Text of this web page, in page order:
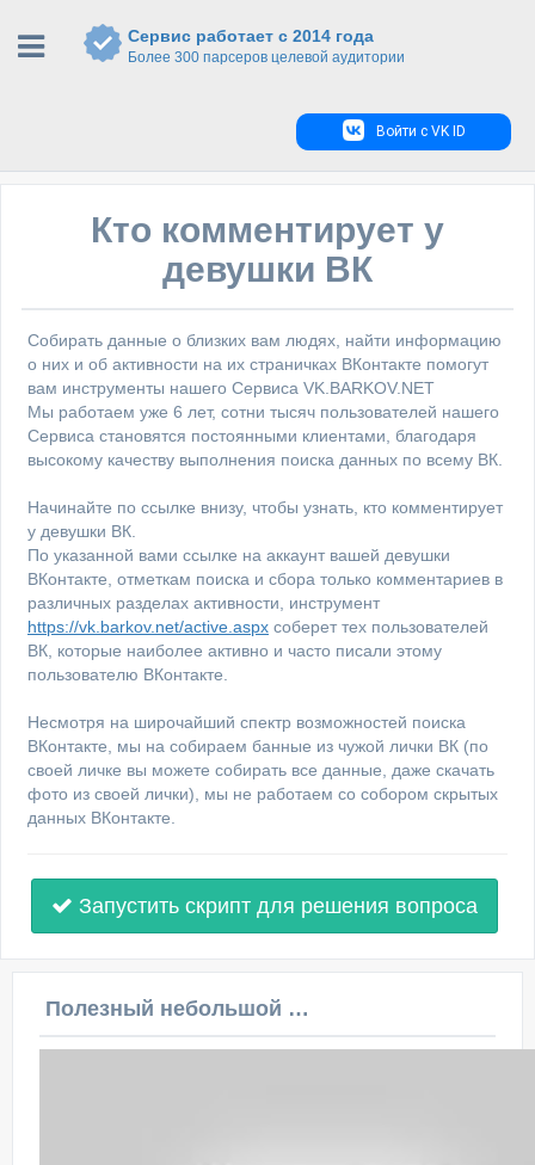
Сервис работает с 2014 года
Более 300 парсеров целевой аудитории
Войти с VK ID
Кто комментирует у
девушки ВК
Собирать данные о близких вам людях, найти информацию
о них и об активности на их страничках ВКонтакте помогут
вам инструменты нашего Сервиса VK.BARKOV.NET
Мы работаем уже 6 лет, сотни тысяч пользователей нашего
Сервиса становятся постоянными клиентами, благодаря
высокому качеству выполнения поиска данных по всему ВК.
Начинайте по ссылке внизу, чтобы узнать, кто комментирует
у девушки ВК.
По указанной вами ссылке на аккаунт вашей девушки
ВКонтакте, отметкам поиска и сбора только комментариев в
различных разделах активности, инструмент
https://vk.barkov.net/active.aspx соберет тех пользователей
ВК, которые наиболее активно и часто писали этому
пользователю ВКонтакте.
Несмотря на широчайший спектр возможностей поиска
ВКонтакте, мы на собираем банные из чужой лички ВК (по
своей личке вы можете собирать все данные, даже скачать
фото из своей лички), мы не работаем со собором скрытых
данных ВКонтакте.
Запустить скрипт для решения вопроса
Полезный небольшой видеоурок по этой теме